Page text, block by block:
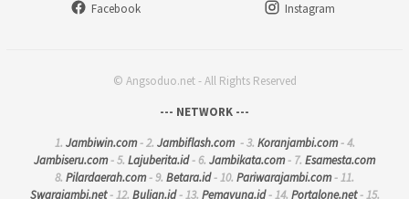
Facebook Instagram
© Angsoduo.net - All Rights Reserved
--- NETWORK ---
1. Jambiwin.com- 2. Jambiflash.com- 3. Koranjambi.com- 4.
Jambiseru.com- 5. Lajuberita.id- 6. Jambikata.com- 7. Esamesta.com
8. Pilardaerah.com- 9. Betara.id- 10. Pariwarajambi.com- 11.
Swarajambi.net- 12. Bulian.id- 13. Pemayung.id- 14. Portalone.net- 15.